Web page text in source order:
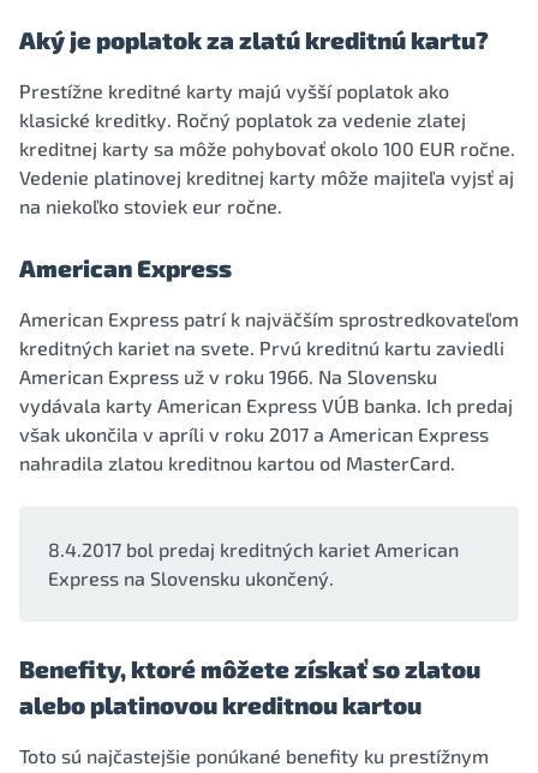
Aký je poplatok za zlatú kreditnú kartu?
Prestížne kreditné karty majú vyšší poplatok ako
klasické kreditky. Ročný poplatok za vedenie zlatej
kreditnej karty sa môže pohybovať okolo 100 EUR ročne.
Vedenie platinovej kreditnej karty môže majiteľa vyjsť aj
na niekoľko stoviek eur ročne.
American Express
American Express patrí k najväčším sprostredkovateľom
kreditných kariet na svete. Prvú kreditnú kartu zaviedli
American Express už v roku 1966. Na Slovensku
vydávala karty American Express VÚB banka. Ich predaj
však ukončila v apríli v roku 2017 a American Express
nahradila zlatou kreditnou kartou od MasterCard.
8.4.2017 bol predaj kreditných kariet American
Express na Slovensku ukončený.
Benefity, ktoré môžete získať so zlatou
alebo platinovou kreditnou kartou
Toto sú najčastejšie ponúkané benefity ku prestížnym